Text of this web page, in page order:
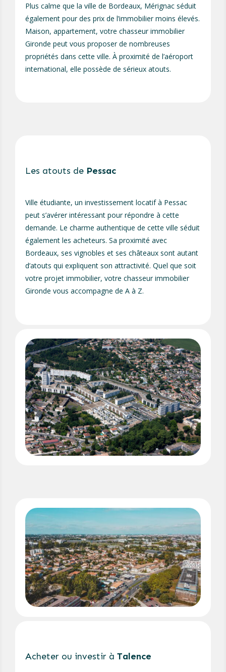
Plus calme que la ville de Bordeaux, Mérignac séduit
également pour des prix de l’immobilier moins élevés.
Maison, appartement, votre chasseur immobilier
Gironde peut vous proposer de nombreuses
propriétés dans cette ville. À proximité de l’aéroport
international, elle possède de sérieux atouts.
Les atouts de Pessac
Ville étudiante, un investissement locatif à Pessac
peut s’avérer intéressant pour répondre à cette
demande. Le charme authentique de cette ville séduit
également les acheteurs. Sa proximité avec
Bordeaux, ses vignobles et ses châteaux sont autant
d’atouts qui expliquent son attractivité. Quel que soit
votre projet immobilier, votre chasseur immobilier
Gironde vous accompagne de A à Z.
Acheter ou investir à Talence